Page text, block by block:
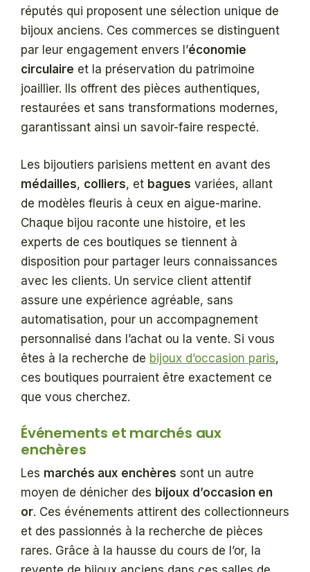
réputés qui proposent une sélection unique de
bijoux anciens. Ces commerces se distinguent
par leur engagement envers l’économie
circulaire et la préservation du patrimoine
joaillier. Ils offrent des pièces authentiques,
restaurées et sans transformations modernes,
garantissant ainsi un savoir-faire respecté.
Les bijoutiers parisiens mettent en avant des
médailles, colliers, et bagues variées, allant
de modèles fleuris à ceux en aigue-marine.
Chaque bijou raconte une histoire, et les
experts de ces boutiques se tiennent à
disposition pour partager leurs connaissances
avec les clients. Un service client attentif
assure une expérience agréable, sans
automatisation, pour un accompagnement
personnalisé dans l’achat ou la vente. Si vous
êtes à la recherche de bijoux d’occasion paris,
ces boutiques pourraient être exactement ce
que vous cherchez.
Événements et marchés aux
enchères
Les marchés aux enchères sont un autre
moyen de dénicher des bijoux d’occasion en
or. Ces événements attirent des collectionneurs
et des passionnés à la recherche de pièces
rares. Grâce à la hausse du cours de l’or, la